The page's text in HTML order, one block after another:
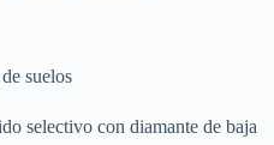
suelos
selectivo con diamante de baja